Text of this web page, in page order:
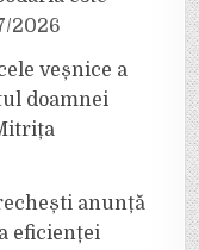
2026
veșnice a
doamnei
anunță
eficienței